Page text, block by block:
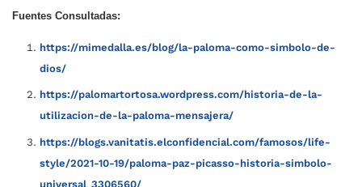
Fuentes Consultadas:
https://mimedalla.es/blog/la-paloma-como-simbolo-de-
dios/
https://palomartortosa.wordpress.com/historia-de-la-
utilizacion-de-la-paloma-mensajera/
https://blogs.vanitatis.elconfidencial.com/famosos/life-
style/2021-10-19/paloma-paz-picasso-historia-simbolo-
universal_3306560/